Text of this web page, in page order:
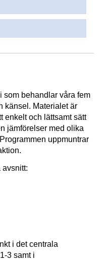
som behandlar våra fem
känsel. Materialet är
enkelt och lättsamt sätt
jämförelser med olika
uppmuntrar
avsnitt:
i det centrala
3 samt i